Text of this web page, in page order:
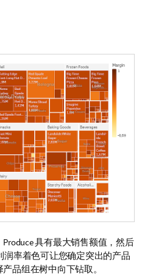
Produce具有最大销售额值，然后
润率着色可让您确定突出的产品
品组在树中向下钻取。